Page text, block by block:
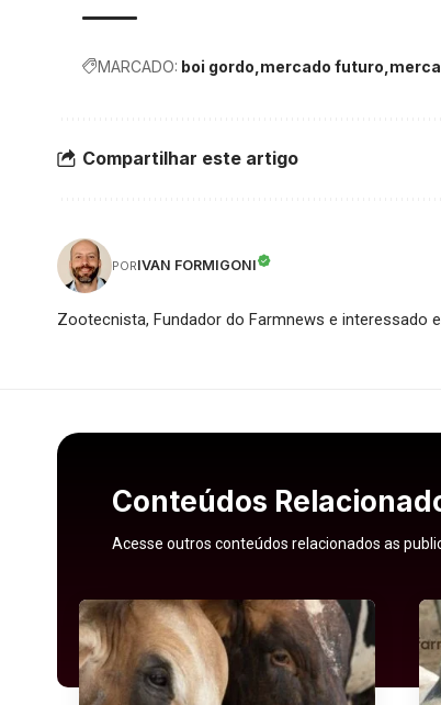
MARCADO: boi gordo mercado futuro
Compartilhar este artigo
PORIVAN FORMIGONI
Zootecnista, Fundador do Farmnews e
Conteúdos
Acesse outros conteúdos relacionados as